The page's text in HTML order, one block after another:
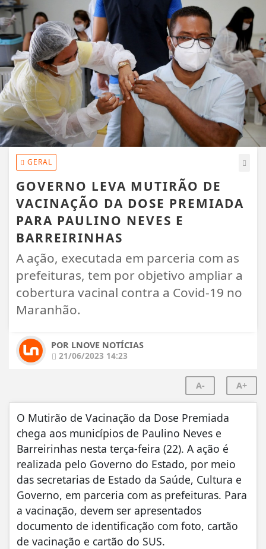
GERAL
GOVERNO LEVA MUTIRÃO DE
VACINAÇÃO DA DOSE PREMIADA
PARA PAULINO NEVES E
BARREIRINHAS
A ação, executada em parceria com as
prefeituras, tem por objetivo ampliar a
cobertura vacinal contra a Covid-19 no
Maranhão.
POR LNOVE NOTÍCIAS
21/06/2023 14:23
A- A+
O Mutirão de Vacinação da Dose Premiada
chega aos municípios de Paulino Neves e
Barreirinhas nesta terça-feira (22). A ação é
realizada pelo Governo do Estado, por meio
das secretarias de Estado da Saúde, Cultura e
Governo, em parceria com as prefeituras. Para
a vacinação, devem ser apresentados
documento de identificação com foto, cartão
de vacinação e cartão do SUS.